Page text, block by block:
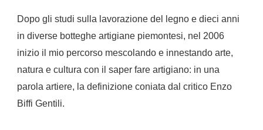
Dopo gli studi sulla lavorazione del legno e dieci anni
in diverse botteghe artigiane piemontesi, nel 2006
inizio il mio percorso mescolando e innestando arte,
natura e cultura con il saper fare artigiano: in una
parola artiere, la definizione coniata dal critico Enzo
Biffi Gentili.